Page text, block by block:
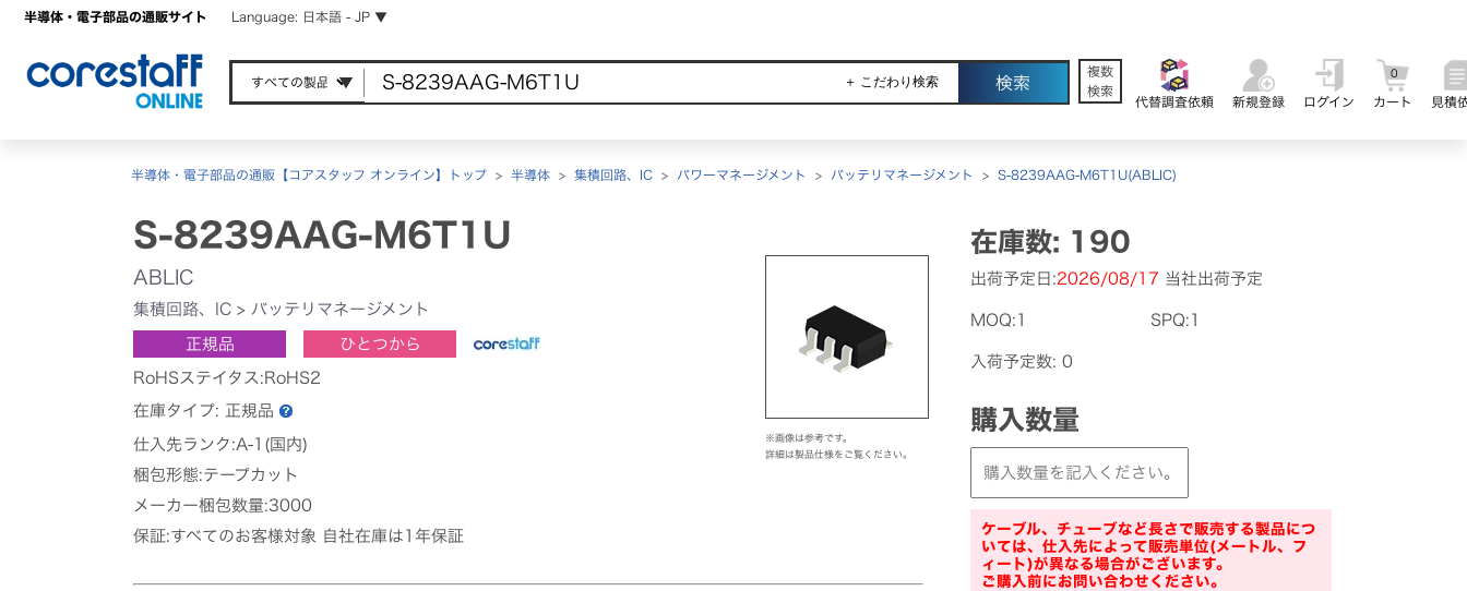
半導体・電子部品の通販サイト Language: 日本語 - JP ▼
＋ こだわり検索
複数
検索
代替調査依頼
新規登録 ログイン カート
0
見積
半導体・電子部品の通販【コアスタッフ オンライン】トップ > 半導体 > 集積回路、IC > パワーマネージメント > バッテリマネージメント > S-8239AAG-M6T1U(ABLIC)
S-8239AAG-M6T1U
ABLIC
集積回路、IC > バッテリマネージメント
正規品 ひとつから
RoHSステイタス:RoHS2
在庫タイプ: 正規品
仕入先ランク:A-1(国内)
梱包形態:テープカット
メーカー梱包数量:3000
保証:すべてのお客様対象 自社在庫は1年保証
※画像は参考です。
詳細は製品仕様をご覧ください。
在庫数: 190
出荷予定日:2026/08/17 当社出荷予定
MOQ:1 SPQ:1
入荷予定数: 0
購入数量
ケーブル、チューブなど長さで販売する製品につ
いては、仕入先によって販売単位(メートル、フ
ィート)が異なる場合がございます。
ご購入前にお問い合わせください。